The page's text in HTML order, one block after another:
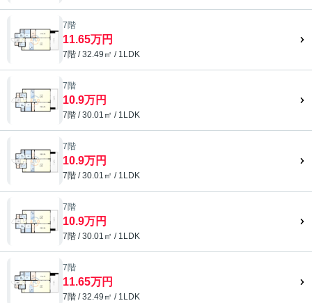
7階
11.65万円
7階 / 32.49㎡ / 1LDK
7階
10.9万円
7階 / 30.01㎡ / 1LDK
7階
10.9万円
7階 / 30.01㎡ / 1LDK
7階
10.9万円
7階 / 30.01㎡ / 1LDK
7階
11.65万円
7階 / 32.49㎡ / 1LDK